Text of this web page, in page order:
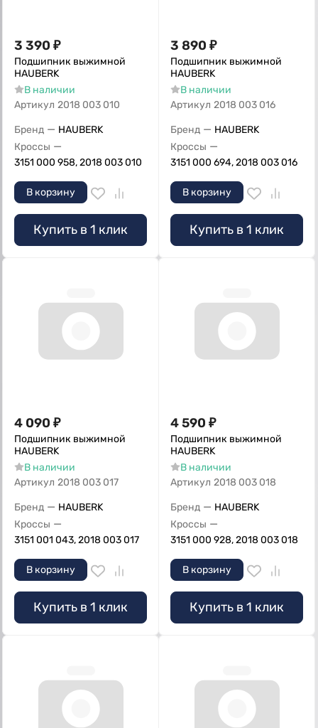
3 390 ₽
Подшипник выжимной
HAUBERK
В наличии
Артикул 2018 003 010
Бренд — HAUBERK
Кроссы —
3151 000 958, 2018 003 010
В корзину
Купить в 1 клик
3 890 ₽
Подшипник выжимной
HAUBERK
В наличии
Артикул 2018 003 016
Бренд — HAUBERK
Кроссы —
3151 000 694, 2018 003 016
В корзину
Купить в 1 клик
4 090 ₽
Подшипник выжимной
HAUBERK
В наличии
Артикул 2018 003 017
Бренд — HAUBERK
Кроссы —
3151 001 043, 2018 003 017
В корзину
Купить в 1 клик
4 590 ₽
Подшипник выжимной
HAUBERK
В наличии
Артикул 2018 003 018
Бренд — HAUBERK
Кроссы —
3151 000 928, 2018 003 018
В корзину
Купить в 1 клик